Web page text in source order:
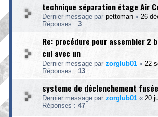
technique séparation étage Air
Dernier message par pettoman « 26
Réponses : 3
Re: procédure pour assembler 2
cul avec un
Dernier message par zorglub01 « 22
Réponses : 13
systeme de déclenchement
Dernier message par zorglub01 « 20
Réponses : 47